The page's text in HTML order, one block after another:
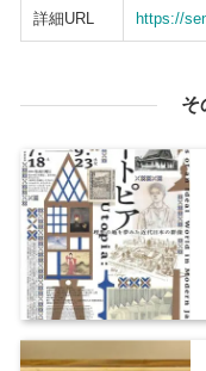
詳細URL https://
そ